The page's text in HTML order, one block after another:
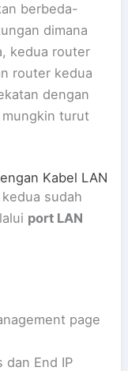
berbeda-
dimana
kedua router
router kedua
dengan
turut
Kabel LAN
sudah
port LAN
page
dan End IP